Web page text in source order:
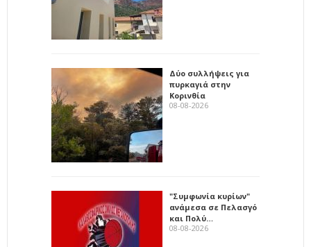
Δύο συλλήψεις για
πυρκαγιά στην
Κορινθία
08-08-2026
"Συμφωνία κυρίων"
ανάμεσα σε Πελασγό
και Πολύ…
08-08-2026